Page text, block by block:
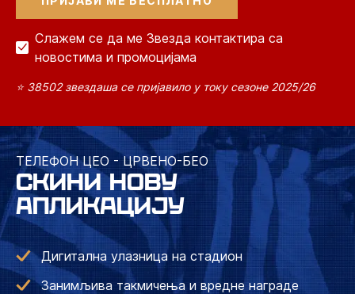
Слажем се да ме Звезда контактира са
новостима и промоцијама
⭐ 38502 звездаша се пријавило у току сезоне 2025/26
ТЕЛЕФОН ЦЕО - ЦРВЕНО-БЕО
СКИНИ НОВУ
АПЛИКАЦИЈУ
Дигитална улазница на стадион
Занимљива такмичења и вредне награде